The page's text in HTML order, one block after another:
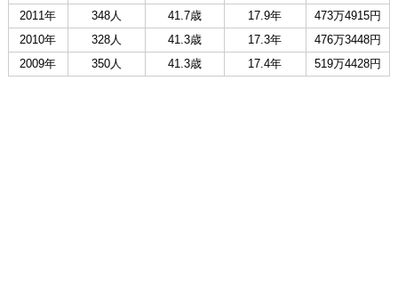
2011年
348人 41.7歳 17.9年
473万4915円
2010年
328人 41.3歳 17.3年
476万3448円
2009年
350人 41.3歳 17.4年 519万4428円